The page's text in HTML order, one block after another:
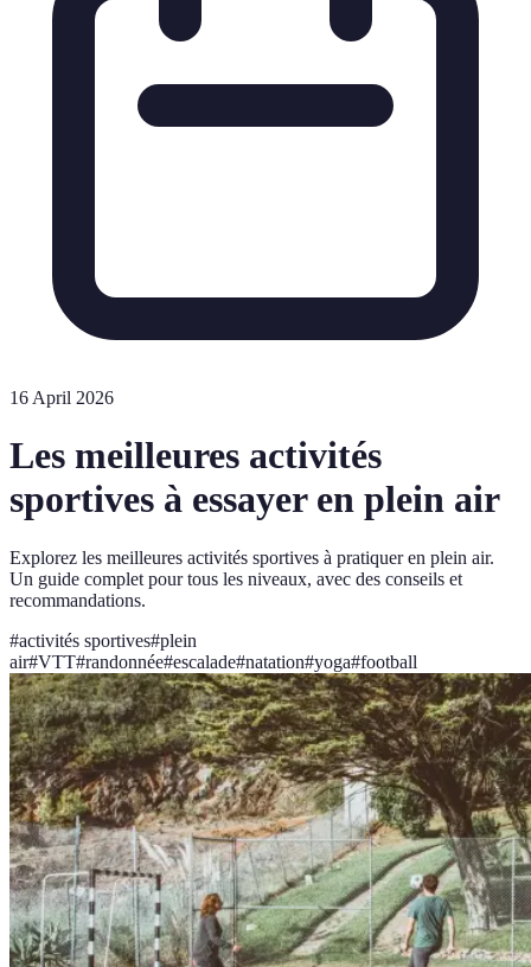
16 April 2026
Les meilleures activités
sportives à essayer en plein air
Explorez les meilleures activités sportives à pratiquer en plein air.
Un guide complet pour tous les niveaux, avec des conseils et
recommandations.
#activités sportives#plein
air#VTT#randonnée#escalade#natation#yoga#football